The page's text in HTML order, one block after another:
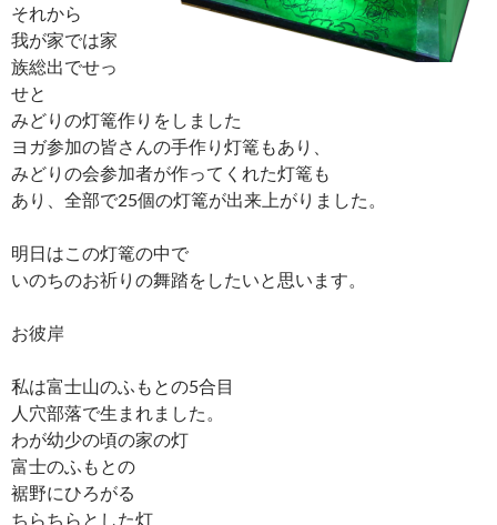
それから
我が家では家
族総出でせっ
せと
みどりの灯篭作りをしました
ヨガ参加の皆さんの手作り灯篭もあり、
みどりの会参加者が作ってくれた灯篭も
あり、全部で25個の灯篭が出来上がりました。
明日はこの灯篭の中で
いのちのお祈りの舞踏をしたいと思います。
お彼岸
私は富士山のふもとの5合目
人穴部落で生まれました。
わが幼少の頃の家の灯
富士のふもとの
裾野にひろがる
ちらちらとした灯